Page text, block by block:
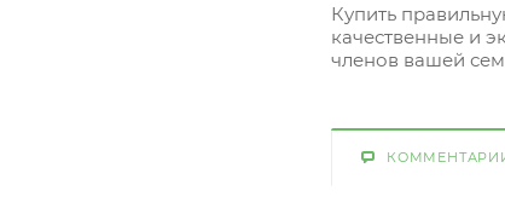
Купить
качественные и
членов вашей